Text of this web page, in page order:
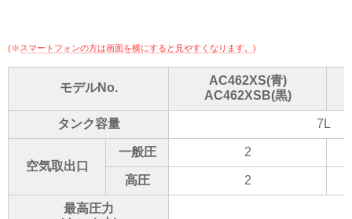
(※スマートフォンの方は画面を横にすると見やすくなります。 )
モデルNo.
AC462XS(青)
AC462XSB(黒)
タンク容量 7L
空気取出口
一般圧 2
高圧 2
最高圧力